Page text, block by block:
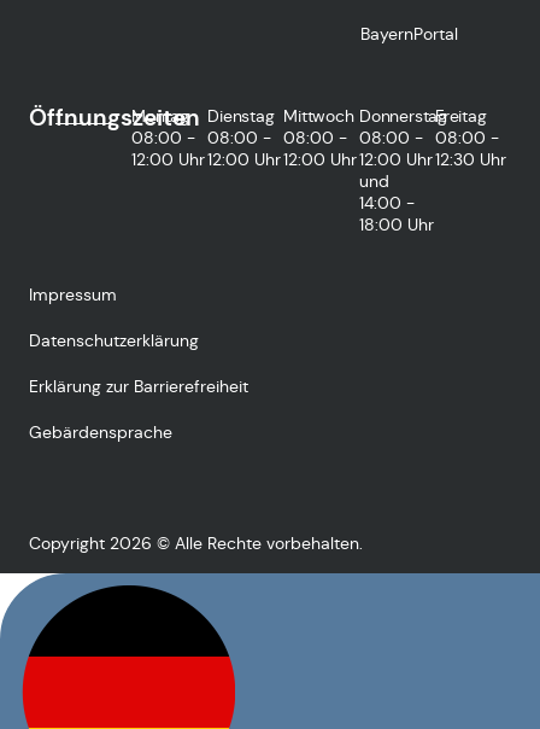
BayernPortal
Öffnungszeiten
Montag
08:00 -
12:00 Uhr
Dienstag
08:00 -
12:00 Uhr
Mittwoch
08:00 -
12:00 Uhr
Donnerstag
08:00 -
12:00 Uhr
und
14:00 -
18:00 Uhr
Freitag
08:00 -
12:30 Uhr
Impressum
Datenschutzerklärung
Erklärung zur Barrierefreiheit
Gebärdensprache
Copyright 2026 © Alle Rechte vorbehalten.